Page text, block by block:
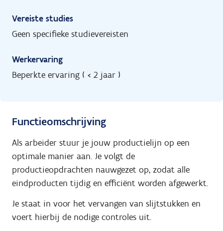
Vereiste studies
Geen specifieke studievereisten
Werkervaring
Beperkte ervaring ( < 2 jaar )
Functieomschrijving
Als arbeider stuur je jouw productielijn op een
optimale manier aan. Je volgt de
productieopdrachten nauwgezet op, zodat alle
eindproducten tijdig en efficiënt worden afgewerkt.
Je staat in voor het vervangen van slijtstukken en
voert hierbij de nodige controles uit.